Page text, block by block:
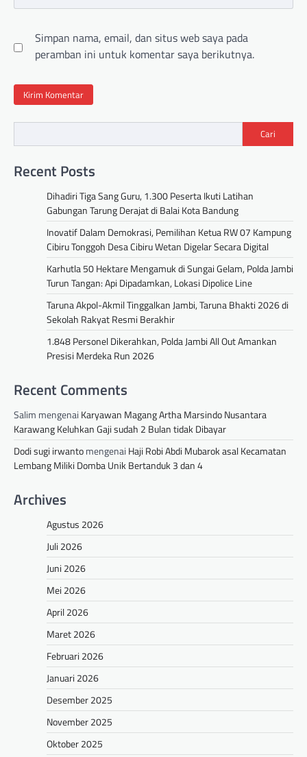
Simpan nama, email, dan situs web saya pada
peramban ini untuk komentar saya berikutnya.
Cari
Recent Posts
Dihadiri Tiga Sang Guru, 1.300 Peserta Ikuti Latihan
Gabungan Tarung Derajat di Balai Kota Bandung
Inovatif Dalam Demokrasi, Pemilihan Ketua RW 07 Kampung
Cibiru Tonggoh Desa Cibiru Wetan Digelar Secara Digital
Karhutla 50 Hektare Mengamuk di Sungai Gelam, Polda Jambi
Turun Tangan: Api Dipadamkan, Lokasi Dipolice Line
Taruna Akpol-Akmil Tinggalkan Jambi, Taruna Bhakti 2026 di
Sekolah Rakyat Resmi Berakhir
1.848 Personel Dikerahkan, Polda Jambi All Out Amankan
Presisi Merdeka Run 2026
Recent Comments
Salim mengenai Karyawan Magang Artha Marsindo Nusantara
Karawang Keluhkan Gaji sudah 2 Bulan tidak Dibayar
Dodi sugi irwantomengenai Haji Robi Abdi Mubarok asal Kecamatan
Lembang Miliki Domba Unik Bertanduk 3 dan 4
Archives
Agustus 2026
Juli 2026
Juni 2026
Mei 2026
April 2026
Maret 2026
Februari 2026
Januari 2026
Desember 2025
November 2025
Oktober 2025